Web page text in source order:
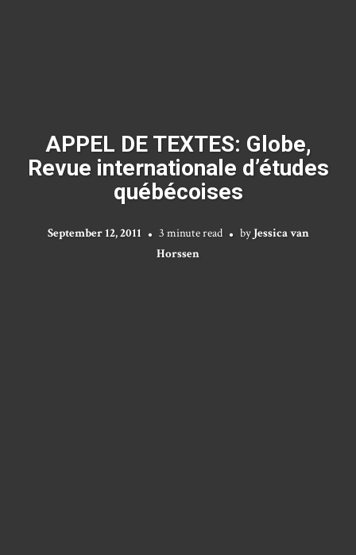
APPEL DE TEXTES: Globe,
Revue internationale d’études
québécoises
September 12, 2011 3 minute read by Jessica van
Horssen